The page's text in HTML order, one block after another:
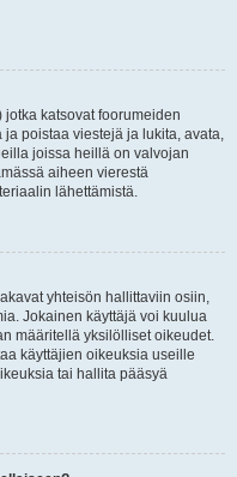
katsovat foorumeiden
poistaa viestejä ja lukita, avata,
joissa heillä on valvojan
aiheen vierestä
lähettämistä.
yhteisön hallittaviin osiin,
Jokainen käyttäjä voi kuulua
määritellä yksilölliset oikeudet.
käyttäjien oikeuksia useille
tai hallita pääsyä